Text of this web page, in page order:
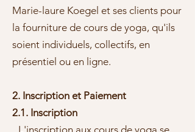
Marie-laure Koegel et ses clients pour
la fourniture de cours de yoga, qu'ils
soient individuels, collectifs, en
présentiel ou en ligne.
2. Inscription et Paiement
2.1. Inscription
L'inscription aux cours de yoga se